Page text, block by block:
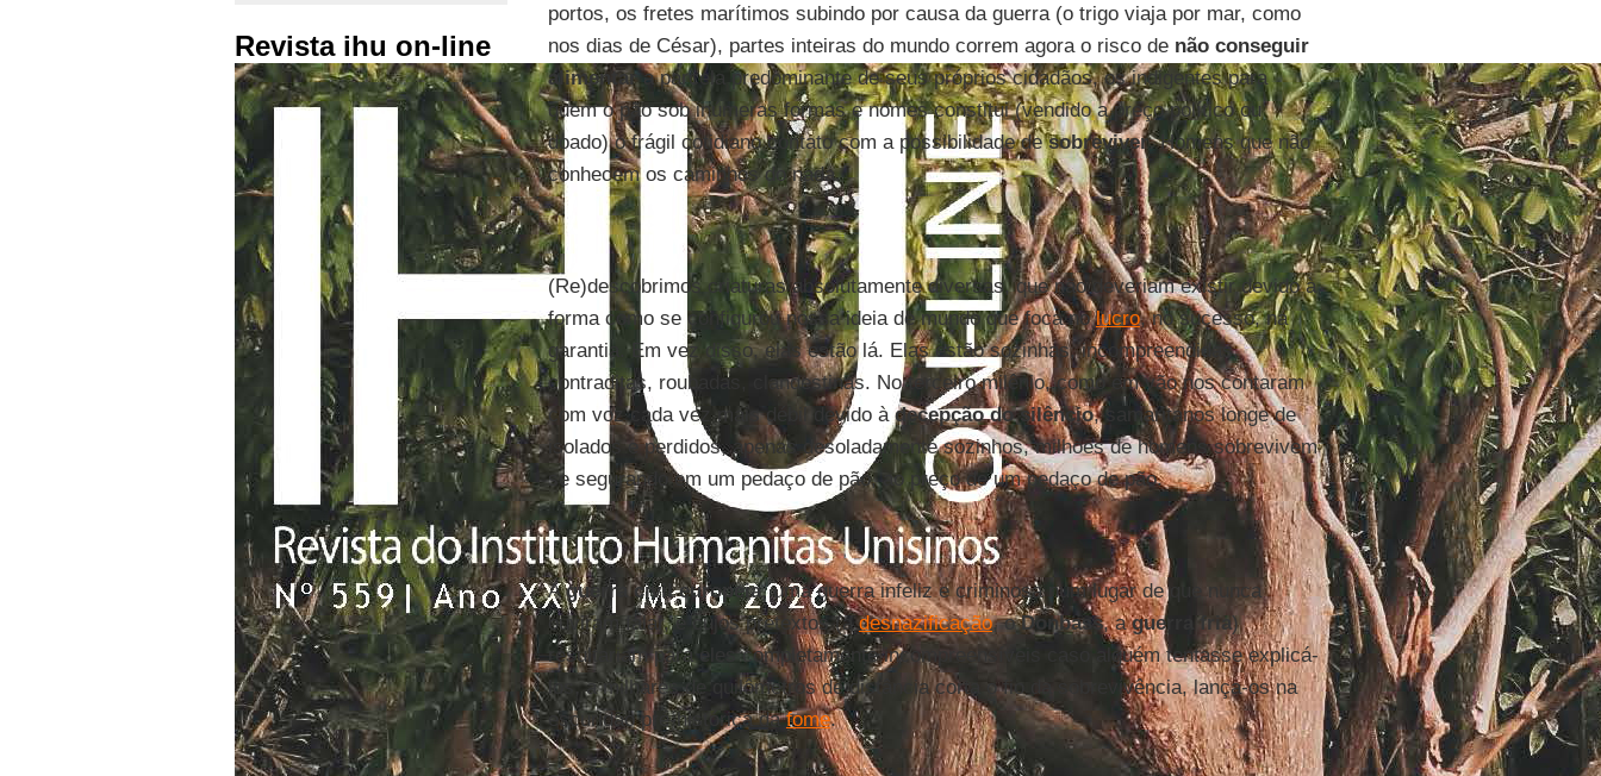
Revista ihu on-line
portos, os fretes marítimos subindo por causa da guerra (o trigo viaja por mar, como
nos dias de César), partes inteiras do mundo correm agora o risco de não conseguir
alimentara parcela predominante de seus próprios cidadãos, os indigentes para
quem o pão sob inúmeras formas e nomes constitui (vendido a preço político ou
doado) o frágil cotidiano contato com a possibilidade desobreviver. Homens que não
conhecem os caminhos do nada.
(Re)descobrimos criaturas absolutamente diversas, que não deveriam existir devido à
forma como se configurou nossa ideia de mundo que foca nolucro, no sucesso, na
garantia. Em vez disso, elas estão lá. Elas estão sozinhas, incompreendidas,
contraditas, roubadas, clandestinas. No terceiro milênio, como em vão nos contaram
com voz cada vez mais débil devido à decepção do silêncio, samaritanos longe de
isolados e perdidos, apenas desoladamente sozinhos, milhões de homens sobrevivem
se segurando em um pedaço de pão, ao preço de um pedaço de pão.
Aguerra civil europeia, uma guerra infeliz e criminosa num lugar de que nunca
ouviram falar, e cujos pretextos (adesnazificação, oDonbass, aguerra fria)
resultariam para eles completamente incompreensíveis caso alguém tentasse explicá-
los, a milhares de quilômetros de distância corta o fio da sobrevivência, lança-os na
escuridão pré-histórica dafome.